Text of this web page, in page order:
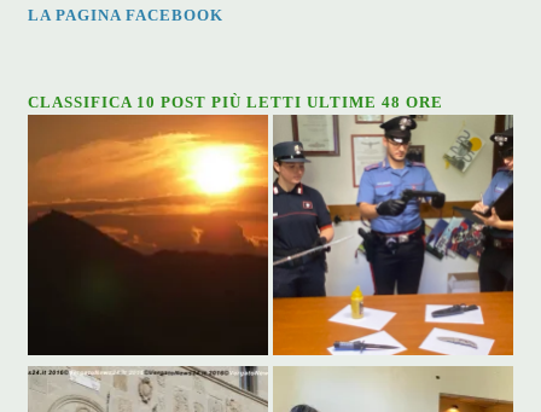
LA PAGINA FACEBOOK
CLASSIFICA 10 POST PIÙ LETTI ULTIME 48 ORE